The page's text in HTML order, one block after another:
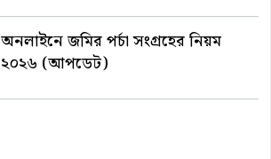
অনলাইনে জমির পর্চা সংগ্রহের নিয়ম
২০২৬ (আপডেট)